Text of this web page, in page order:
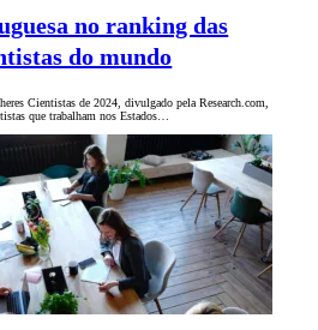
no ranking das
do mundo
Cientistas de 2024, divulgado pela Research.com,
que trabalham nos Estados…